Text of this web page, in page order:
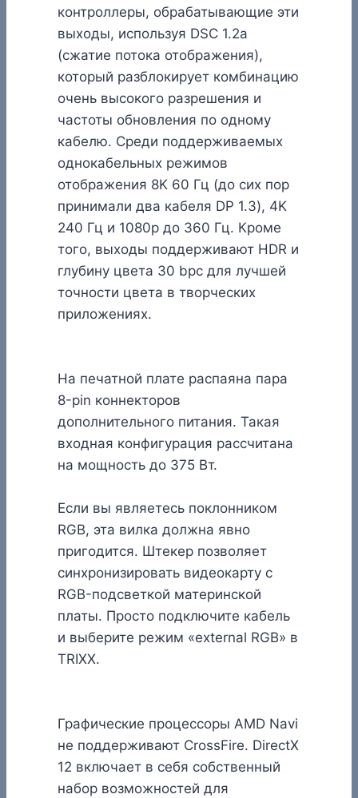
контроллеры, обрабатывающие эти
выходы, используя DSC 1.2a
(сжатие потока отображения),
который разблокирует комбинацию
очень высокого разрешения и
частоты обновления по одному
кабелю. Среди поддерживаемых
однокабельных режимов
отображения 8K 60 Гц (до сих пор
принимали два кабеля DP 1.3), 4K
240 Гц и 1080p до 360 Гц. Кроме
того, выходы поддерживают HDR и
глубину цвета 30 bpc для лучшей
точности цвета в творческих
приложениях.
На печатной плате распаяна пара
8-pin коннекторов
дополнительного питания. Такая
входная конфигурация рассчитана
на мощность до 375 Вт.
Если вы являетесь поклонником
RGB, эта вилка должна явно
пригодится. Штекер позволяет
синхронизировать видеокарту с
RGB-подсветкой материнской
платы. Просто подключите кабель
и выберите режим «external RGB» в
TRIXX.
Графические процессоры AMD Navi
не поддерживают CrossFire. DirectX
12 включает в себя собственный
набор возможностей для